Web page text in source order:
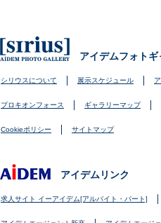
アイデムフォト
シリウスについて 展示スケジュール
プロキオンフォース ギャラリーマップ
Cookieポリシー サイトマップ
アイデムリンク
求人サイト イーアイデム[アルバイト・パート]